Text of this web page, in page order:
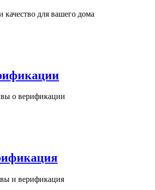
для вашего дома
о верификации
и верификация